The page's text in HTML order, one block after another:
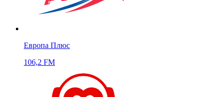
Европа Плюс
106,2 FM